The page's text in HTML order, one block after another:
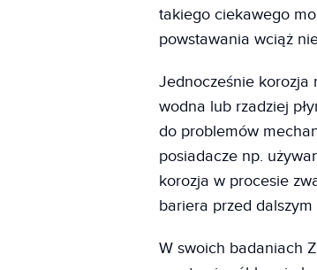
takiego ciekawego
powstawania wciąż
Jednocześnie korozja
wodna lub rzadziej
do problemów
posiadacze np.
korozja w procesie
bariera przed
W swoich badaniach